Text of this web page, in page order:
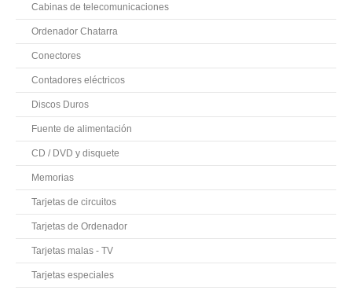
Cabinas de telecomunicaciones
Ordenador Chatarra
Conectores
Contadores eléctricos
Discos Duros
Fuente de alimentación
CD / DVD y disquete
Memorias
Tarjetas de circuitos
Tarjetas de Ordenador
Tarjetas malas - TV
Tarjetas especiales